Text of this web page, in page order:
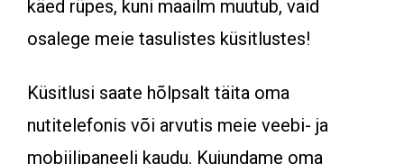
käed rüpes, kuni maailm muutub, vaid
osalege meie tasulistes küsitlustes!
Küsitlusi saate hõlpsalt täita oma
nutitelefonis või arvutis meie veebi- ja
mobiilipaneeli kaudu. Kujundame oma